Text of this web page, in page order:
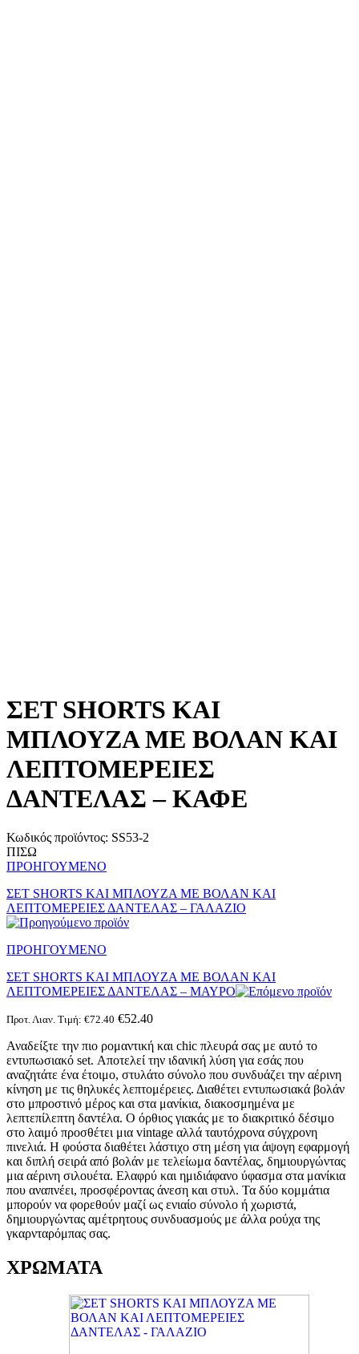
ΣΕΤ SHORTS ΚΑΙ
ΜΠΛΟΥΖΑ ΜΕ ΒΟΛΑΝ ΚΑΙ
ΛΕΠΤΟΜΕΡΕΙΕΣ
ΔΑΝΤΕΛΑΣ – ΚΑΦΕ
Κωδικός προϊόντος: SS53-2
ΠΙΣΩ
ΠΡΟΗΓΟΥΜΕΝΟ
ΣΕΤ SHORTS ΚΑΙ ΜΠΛΟΥΖΑ ΜΕ ΒΟΛΑΝ ΚΑΙ
ΛΕΠΤΟΜΕΡΕΙΕΣ ΔΑΝΤΕΛΑΣ – ΓΑΛΑΖΙΟ
ΠΡΟΗΓΟΥΜΕΝΟ
ΣΕΤ SHORTS ΚΑΙ ΜΠΛΟΥΖΑ ΜΕ ΒΟΛΑΝ ΚΑΙ
ΛΕΠΤΟΜΕΡΕΙΕΣ ΔΑΝΤΕΛΑΣ – ΜΑΥΡΟ
Προτ. Λιαν. Τιμή: €72.40 €52.40
Αναδείξτε την πιο ρομαντική και chic πλευρά σας με αυτό το
εντυπωσιακό set. Αποτελεί την ιδανική λύση για εσάς που
αναζητάτε ένα έτοιμο, στυλάτο σύνολο που συνδυάζει την αέρινη
κίνηση με τις θηλυκές λεπτομέρειες. Διαθέτει εντυπωσιακά βολάν
στο μπροστινό μέρος και στα μανίκια, διακοσμημένα με
λεπτεπίλεπτη δαντέλα. Ο όρθιος γιακάς με το διακριτικό δέσιμο
στο λαιμό προσθέτει μια vintage αλλά ταυτόχρονα σύγχρονη
πινελιά. Η φούστα διαθέτει λάστιχο στη μέση για άψογη εφαρμογή
και διπλή σειρά από βολάν με τελείωμα δαντέλας, δημιουργώντας
μια αέρινη σιλουέτα. Ελαφρύ και ημιδιάφανο ύφασμα στα μανίκια
που αναπνέει, προσφέροντας άνεση και στυλ. Τα δύο κομμάτια
μπορούν να φορεθούν μαζί ως ενιαίο σύνολο ή χωριστά,
δημιουργώντας αμέτρητους συνδυασμούς με άλλα ρούχα της
γκαρνταρόμπας σας.
ΧΡΩΜΑΤΑ